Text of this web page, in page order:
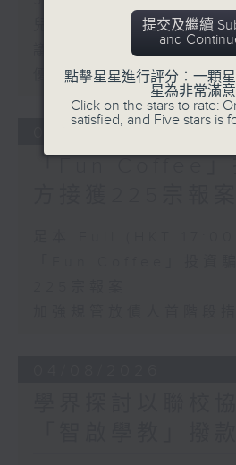
兒童罪成判囚22年
議員關注教科書價格升
優化學校書簿津貼計劃
提交及繼續
and
點擊星星進行評分：一顆
星為非常滿意
Click on the stars to rate:
satisfied, and Five stars is